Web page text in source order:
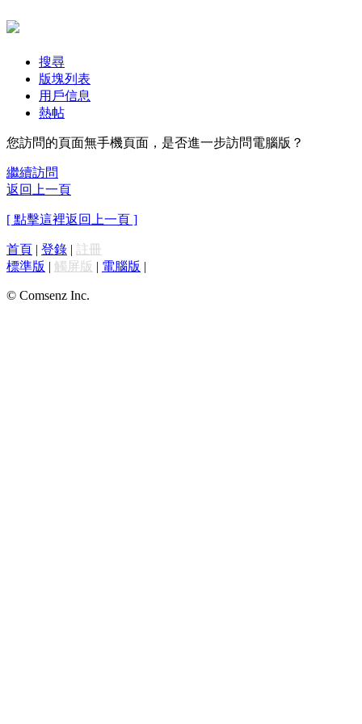
搜尋
版塊列表
用戶信息
熱帖
您訪問的頁面無手機頁面，是否進一步訪問電腦版？
繼續訪問
返回上一頁
[ 點擊這裡返回上一頁 ]
首頁 | 登錄 | 註冊
標準版 | 觸屏版 | 電腦版 |
© Comsenz Inc.